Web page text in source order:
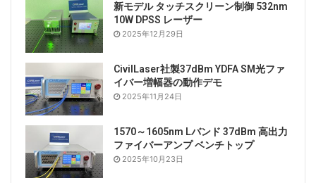
新モデル タッチスクリーン制御 532nm
10W DPSS レーザー
2025年12月29日
CivilLaser社製37dBm YDFA SM光ファ
イバー増幅器の動作デモ
2025年11月24日
1570～1605nm Lバンド 37dBm 高出力
ファイバーアンプ ベンチトップ
2025年10月23日